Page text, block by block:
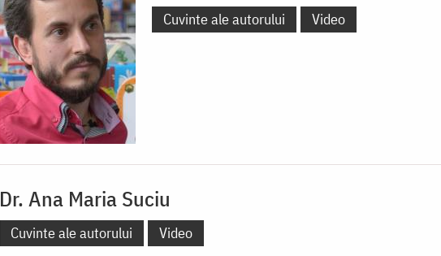
Cuvinte ale autorului Video
Dr. Ana Maria Suciu
Cuvinte ale autorului Video